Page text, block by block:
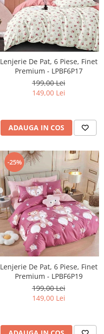
Lenjerie De Pat, 6 Piese, Finet
Premium - LPBF6P17
199,00 Lei
149,00 Lei
ADAUGA IN COS
-25%
Lenjerie De Pat, 6 Piese, Finet
Premium - LPBF6P19
199,00 Lei
149,00 Lei